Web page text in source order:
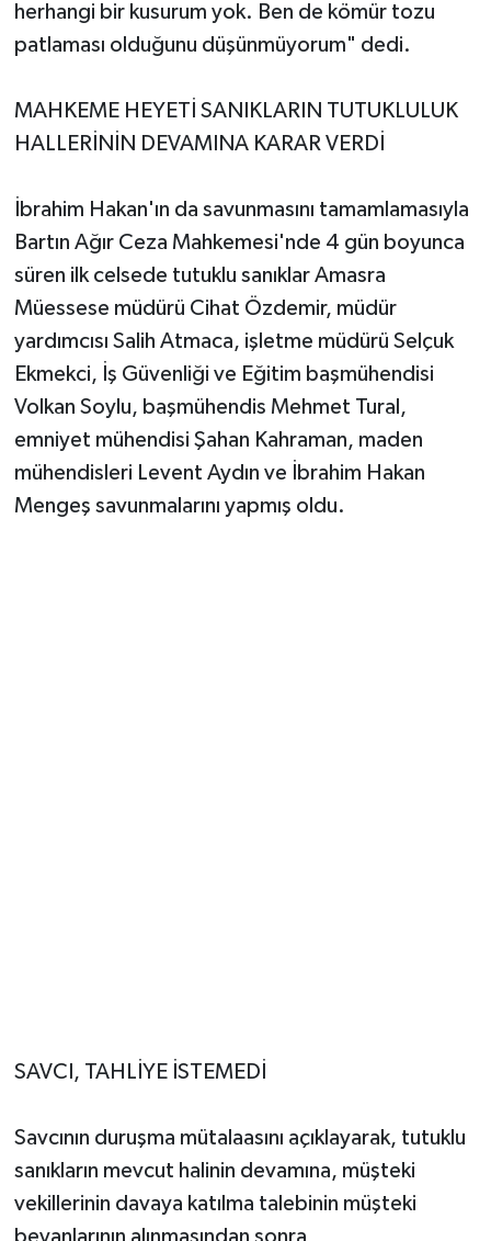
herhangi bir kusurum yok. Ben de kömür tozu
patlaması olduğunu düşünmüyorum" dedi.
MAHKEME HEYETİ SANIKLARIN TUTUKLULUK
HALLERİNİN DEVAMINA KARAR VERDİ
İbrahim Hakan'ın da savunmasını tamamlamasıyla
Bartın Ağır Ceza Mahkemesi'nde 4 gün boyunca
süren ilk celsede tutuklu sanıklar Amasra
Müessese müdürü Cihat Özdemir, müdür
yardımcısı Salih Atmaca, işletme müdürü Selçuk
Ekmekci, İş Güvenliği ve Eğitim başmühendisi
Volkan Soylu, başmühendis Mehmet Tural,
emniyet mühendisi Şahan Kahraman, maden
mühendisleri Levent Aydın ve İbrahim Hakan
Mengeş savunmalarını yapmış oldu.
SAVCI, TAHLİYE İSTEMEDİ
Savcının duruşma mütalaasını açıklayarak, tutuklu
sanıkların mevcut halinin devamına, müşteki
vekillerinin davaya katılma talebinin müşteki